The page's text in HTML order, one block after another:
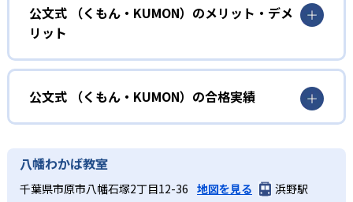
しさを経験できる。
KUMONの教材は、簡単な問題から高度な問題へと、スモー
ルステップで進んでいけるよう工夫されている。このスタ
イルは子どもの学習意欲をかき立てるため、教えてもらう
という受け身の姿勢ではなく、自ら進んで学ぶ姿勢を身に
つけられるだろう。
また、自学学習スタイルで学ぶ子どもたちは、自らの学習
課題に気がつくようになる。学年を超えた範囲も学習でき
小学校に入る準備をしたい幼児向け
KUMONでは細かいステップに分かれた教材で、わかる楽し
さを経験しながら無理なく力を高めていける。
性格や学習への取り組み姿勢に合わせて内容も調整するた
め、小学校に入ってもつまずきにくい学力を身につけられ
るだろう。
中学に向けて苦手教科を克服したい子ども向け
KUMONでは経験豊富な先生が、子どものやる気を引き出せ
公文式 （くもん・KUMON）のメリット・デメ
リット
どんなメリットがある？
KUMONでは自学自習スタイルで勉強するため、集中力や目
標に向かって頑張りやり抜く力を育むことができる。ま
た、年齢や学年にとらわれずに自分の学力に相応したレベ
ルから学習できるため、難しすぎてやる気を損ねたり、簡
単すぎて退屈することもない。
どんなデメリットがある？
公文式 （くもん・KUMON）の合格実績
KUMONは、公式サイトでは合格実績は公開していない。志
望校への実績があるかどうかは、通う予定の教室に問い合
わせたい。
八幡わかば教室
千葉県市原市八幡石塚2丁目12-36 地図を見る
浜野駅